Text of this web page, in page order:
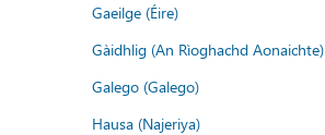
Gaeilge (Éire)
Gàidhlig (An Rìoghachd Aonaichte)
Galego (Galego)
Hausa (Najeriya)